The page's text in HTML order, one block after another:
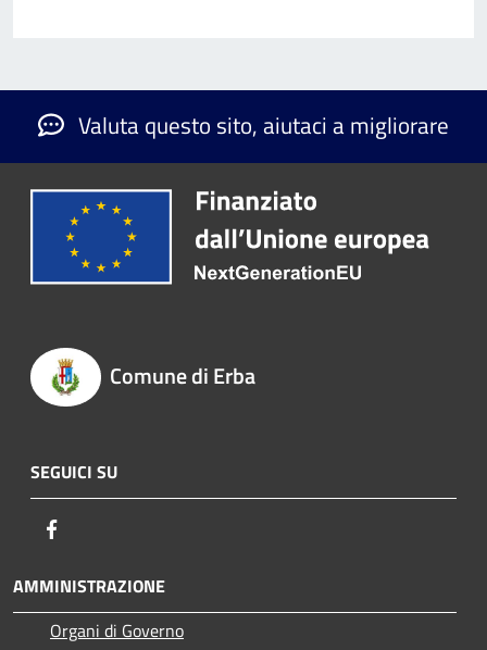
Valuta questo sito, aiutaci a migliorare
Comune di Erba
SEGUICI SU
AMMINISTRAZIONE
Organi di Governo